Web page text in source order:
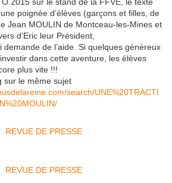
poignée d’élèves (garçons et filles, de
Jean MOULIN de Montceau-les-Mines et
d’Eric leur Président,
demande de l’aide. Si quelques généreux
dans cette aventure, les élèves
plus vite !!!
sur le même sujet
search/UNE%20TRACTI